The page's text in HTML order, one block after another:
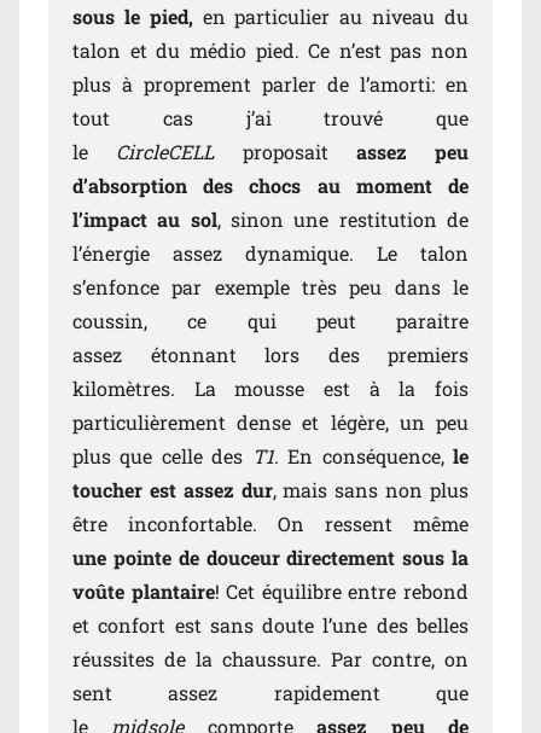
sous le pied,en particulier au niveau du
talon et du médio pied. Ce n’est pas non
plus à proprement parler de l’amorti: en
tout cas j’ai trouvé que
le CircleCELL proposait assez peu
d’absorption des chocs au moment de
l’impact au sol, sinon une restitution de
l’énergie assez dynamique. Le talon
s’enfonce par exemple très peu dans le
coussin, ce qui peut paraitre
assez étonnant lors des premiers
kilomètres. La mousse est à la fois
particulièrement dense et légère, un peu
plus que celle des T1. En conséquence,le
toucher est assez dur, mais sans non plus
être inconfortable. On ressent même
une pointe de douceur directement sous la
voûte plantaire! Cet équilibre entre rebond
et confort est sans doute l’une des belles
réussites de la chaussure. Par contre, on
sent assez rapidement que
le midsole comporteassez peu de